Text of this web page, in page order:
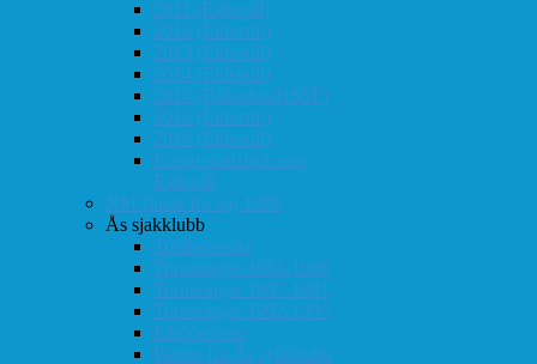
2011 (Eidsvoll)
2012 (Eidsvoll)
2013 (Eidsvoll)
2014 (Eidsvoll)
2014 (Rokaden/NSSF)
2015 (Eidsvoll)
2016 (Eidsvoll)
Kamp-statistikk mot
Eidsvoll
NM-finale for lag 1998
Ås sjakklubb
Totaloversikt
Turneringer 1981-1986
Turneringer 1987-1991
Turneringer 1992-1996
Klubbaviser
Partier fra Ås sjakklubb